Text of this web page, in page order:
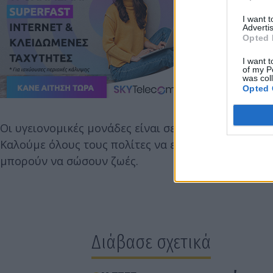
I want
Opted
I want
of my
was
Opted
Οι υγειονομικές μονάδες είναι σε ετοιμότητα για
Καλούμε όλους τους πολίτες να επιδείξουν
μπορούν να σώσουν ζωές.
Διάβασε σχετικά